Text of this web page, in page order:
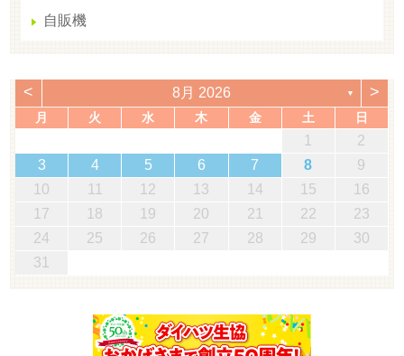
自販機
< 8月 2026 ▼ >
月 火 水 木 金 土 日
1
2
3
4 5 6 7 8
9
10
11 12 13 14 15
16
17
18 19 20 21 22
23
24
25 26 27 28 29
30
31